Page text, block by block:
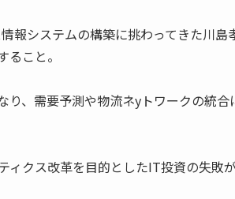
報システムの構築に挑わってきた川島
こと。
、需要予測や物流ネyトワークの統合
ィクス改革を目的としたIT投資の失敗